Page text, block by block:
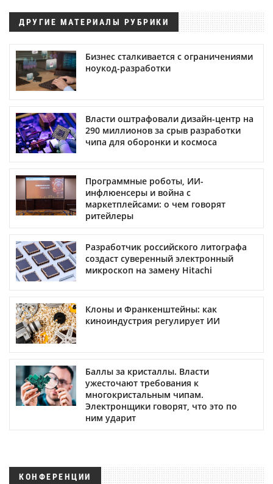
ДРУГИЕ МАТЕРИАЛЫ РУБРИКИ
Бизнес сталкивается с ограничениями
ноукод-разработки
Власти оштрафовали дизайн-центр на
290 миллионов за срыв разработки
чипа для оборонки и космоса
Программные роботы, ИИ-
инфлюенсеры и война с
маркетплейсами: о чем говорят
ритейлеры
Разработчик российского литографа
создаст суверенный электронный
микроскоп на замену Hitachi
Клоны и Франкенштейны: как
киноиндустрия регулирует ИИ
Баллы за кристаллы. Власти
ужесточают требования к
многокристальным чипам.
Электронщики говорят, что это по
ним ударит
КОНФЕРЕНЦИИ